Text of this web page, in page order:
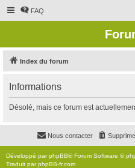
FAQ
Index du forum
Informations
Désolé, mais ce forum est
Nous contacter
Développé parphpBB® Forum Software ©
Traduit parphpBB-fr.com